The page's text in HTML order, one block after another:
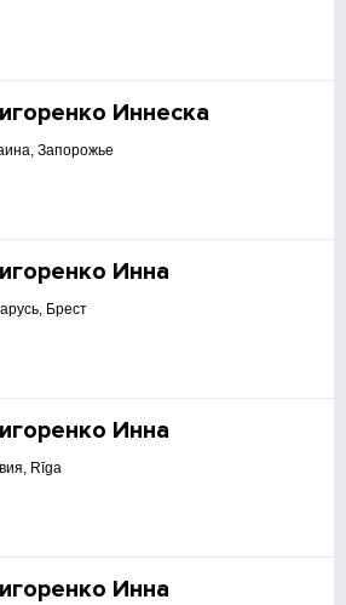
Иннеска
Запорожье
Инна
Брест
Инна
Rīga
Инна